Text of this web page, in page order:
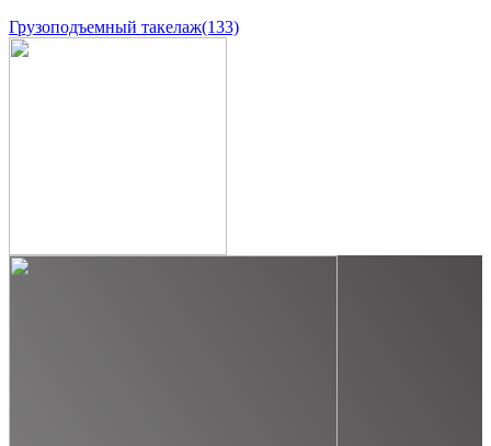
Грузоподъемный такелаж(133)